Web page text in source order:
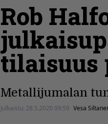
Rob
tilaisuus
Metallijumalan
Julkaistu: 28.5.2020 09:59 Vesa